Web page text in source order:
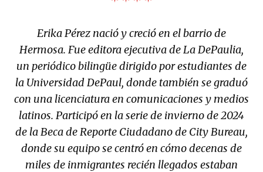
Erika Pérez nació y creció en el barrio de
Hermosa. Fue editora ejecutiva de La DePaulia,
un periódico bilingüe dirigido por estudiantes de
la Universidad DePaul, donde también se graduó
con una licenciatura en comunicaciones y medios
latinos. Participó en la serie de invierno de 2024
de la Beca de Reporte Ciudadano de City Bureau,
donde su equipo se centró en cómo decenas de
miles de inmigrantes recién llegados estaban